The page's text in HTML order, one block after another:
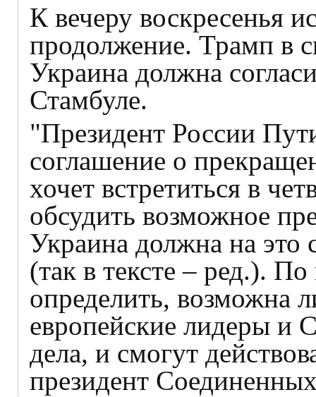
К вечеру воскресенья
продолжение. Трамп в
Украина должна
Стамбуле.
"Президент России
соглашение о
хочет встретиться в
обсудить возможное
Украина должна на
(так в тексте – ред.).
определить, возможна
европейские лидеры и
дела, и смогут
президент